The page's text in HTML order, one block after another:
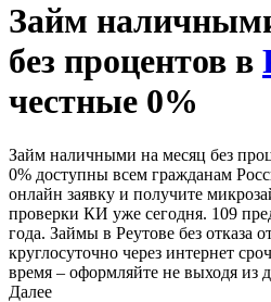
Займ
без процентов в
честные 0%
Займ наличными на месяц без
0% доступны всем гражданам
онлайн заявку и получите
проверки КИ уже сегодня. 109
года. Займы в Реутове без
круглосуточно через интернет
время – оформляйте не выходя из
Далее